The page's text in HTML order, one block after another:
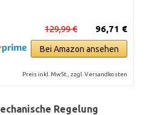
96,71 €
129,99 €
Bei Amazon ansehen
Preis inkl. MwSt., zzgl. Versandkosten
Regelung